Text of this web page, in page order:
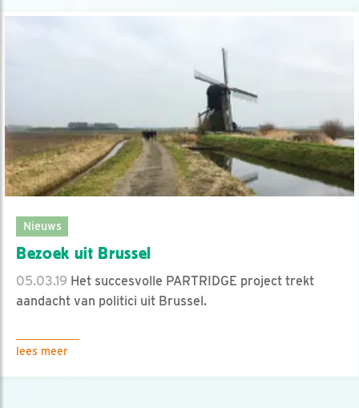
Nieuws
Bezoek uit Brussel
05.03.19 Het succesvolle PARTRIDGE project trekt
aandacht van politici uit Brussel.
lees meer